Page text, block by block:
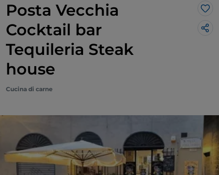
Posta Vecchia
Cocktail bar
Tequileria Steak
house
Cucina di carne